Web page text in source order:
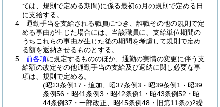
ては、規則で定める期間)に係る最初の月の規則で定める日
に支給する。
4
通勤手当を支給される職員につき、離職その他の規則で定
める事由が生じた場合には、当該職員に、支給単位期間の
うちこれらの事由が生じた後の期間を考慮して規則で定め
る額を返納させるものとする。
5
前各項に規定するもののほか、通勤の実情の変更に伴う支
給額の改定その他通勤手当の支給及び返納に関し必要な事
項は、規則で定める。
(昭33条例17・追加、昭37条例3・昭39条例1・昭39
条例56・昭41条例3・昭42条例1・昭43条例52・昭
44条例37・一部改正、昭45条例48・旧第11条の2繰